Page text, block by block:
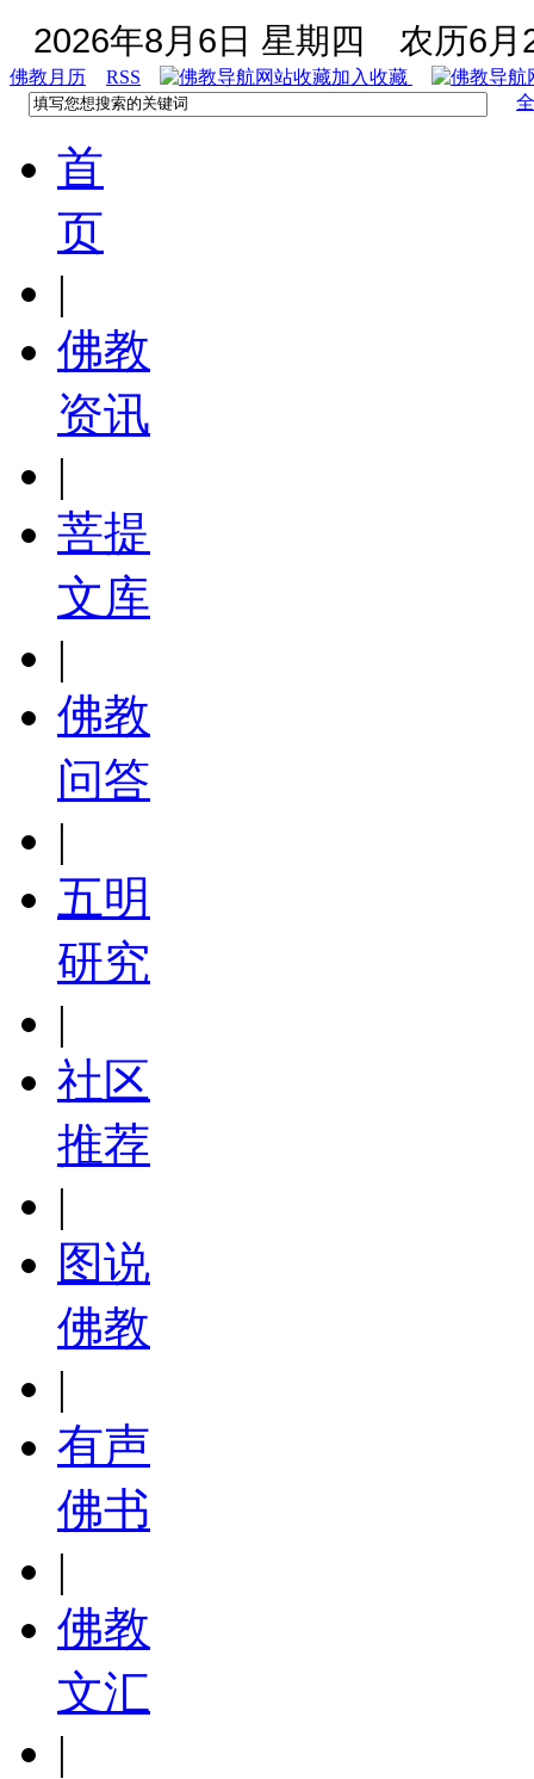
2026年8月6日 星期四 农历6月
佛教月历 RSS
加入收藏
首
页
|
佛教
资讯
|
菩提
文库
|
佛教
问答
|
五明
研究
|
社区
推荐
|
图说
佛教
|
有声
佛书
|
佛教
文汇
|